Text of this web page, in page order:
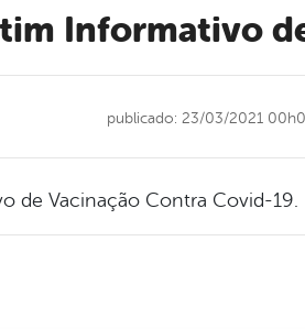
Informativo
publicado: 23/03/2021
de Vacinação Contra Covid-19.